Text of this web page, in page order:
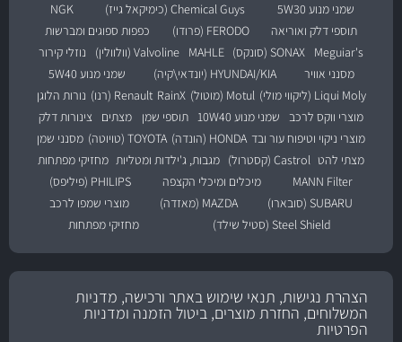
שמני מנוע 5W30 Chemical Guys (כימיקאל גייז)
NGK
תוספי דלק ואוריאה
FERODO (פרודו)
כפפות ספוגים ומברשות
Meguiar's
SONAX (סונקס) MAHLE Valvoline (וולוולין)
נוזלי קירור
מסנני אוויר
HYUNDAI/KIA (יונדאי\קיה)
שמני מנוע 5W40
Liqui Moly (ליקווי מולי)
Motul (מוטול) RainX Renault (רנו)
נורות הלוגן
מוצרי ווקס לרכב
שמני מנוע 10W40 תוספי שמן מצתים
צינורות דלק
מוצרי ניקוי וטיפוח עור ובד HONDA (הונדה) TOYOTA (טויוטה)
מסנני שמן
מצתי להט Castrol (קסטרול) מגבות, ג'ילדות ומטליות מחזיקי מפתחות
MANN Filter
מיכלים ומיכלי הקצפה
PHILIPS (פיליפס)
SUBARU (סובארו)
MAZDA (מאזדה)
מוצרי שמפו לרכב
Steel Shield (סטיל שילד)
מחזיקי מפתחות
הצהרת נגישות, תנאי שימוש באתר ורכישה, מדניות
המשלוחים, החזרת מוצרים, ביטול הזמנה ומדניות
הפרטיות